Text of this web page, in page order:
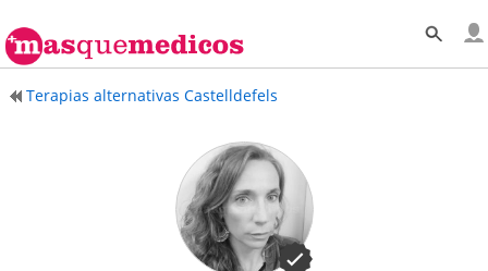
Terapias alternativas Castelldefels